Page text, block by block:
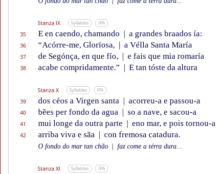
Stanza IX Syllables IPA
35 E en caendo, chamando | a grandes braados ía:
36 “Acórre-me, Glorïosa, | a Vélla Santa María
37 de Segónça, en que fío, | e fais que mia romaría
38 acabe compridamente.” | E tan tóste da altura
Stanza X Syllables IPA
39 dos céos a Virgen santa | acorreu-a e passou-a
40 bẽes per fondo da agua | so a nave, e sacou-a
41 mui longe da outra parte | eno mar, e pois tornou-a
42 arriba viva e sãa | con fremosa catadura.
O fondo do mar tan chão faz come a térra dura...
Stanza XI Syllables IPA